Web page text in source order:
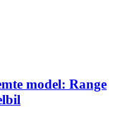
model: Range